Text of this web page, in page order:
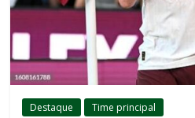
Destaque Time principal